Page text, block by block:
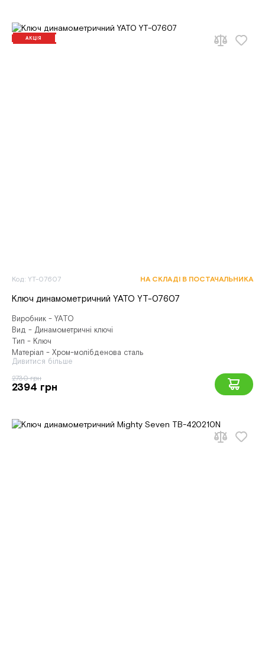
АКЦІЯ
Код: YT-07607 НА СКЛАДІ В ПОСТАЧАЛЬНИКА
Ключ динамометричний YATO YT-07607
Виробник - YATO
Вид - Динамометричні ключі
Тип - Ключ
Матеріал - Хром-молібденова сталь
Дивитися більше
2730 грн
2394 грн